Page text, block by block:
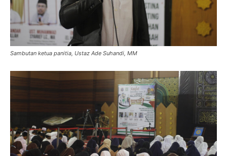
Sambutan ketua panitia, Ustaz Ade Suhandi, MM